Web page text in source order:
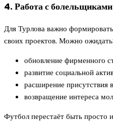
4. Работа с
Для Турлова важно
своих проектов. Можно ожидать:
обновление фирменного
развитие социальной
расширение присутствия
возвращение интереса
Футбол перестаёт быть просто